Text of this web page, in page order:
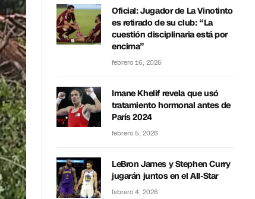
Oficial: Jugador de La Vinotinto
es retirado de su club: “La
cuestión disciplinaria está por
encima”
febrero 16, 2026
Imane Khelif revela que usó
tratamiento hormonal antes de
París 2024
febrero 5, 2026
LeBron James y Stephen Curry
jugarán juntos en el All-Star
febrero 4, 2026